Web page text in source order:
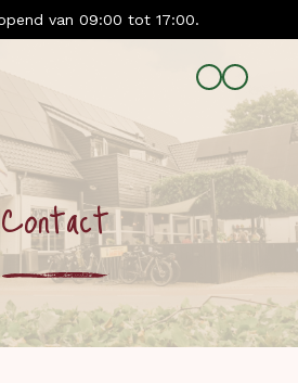
van 09:00 tot 17:00.
Contact